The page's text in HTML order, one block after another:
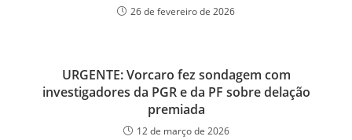
26 de fevereiro de 2026
URGENTE: Vorcaro fez sondagem com
investigadores da PGR e da PF sobre delação
premiada
12 de março de 2026